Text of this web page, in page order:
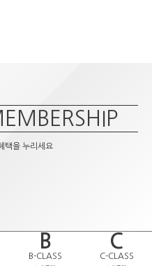
택을 누리세요
B C
B-CLASS C-CLASS